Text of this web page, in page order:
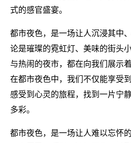
式的感官盛宴。
都市夜色，是一场让人沉浸其中
论是璀璨的霓虹灯、美味的街头
与热闹的夜市，都在向我们展示
在都市夜色中，我们不仅能享受
感受到心灵的旅程，找到一片宁
多彩。
都市夜色，是一场让人难以忘怀